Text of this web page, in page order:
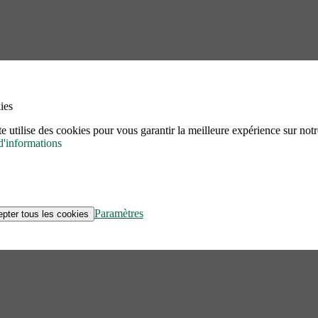
utilise des cookies pour vous garantir la meilleure expérience sur
tous les cookies Paramètres